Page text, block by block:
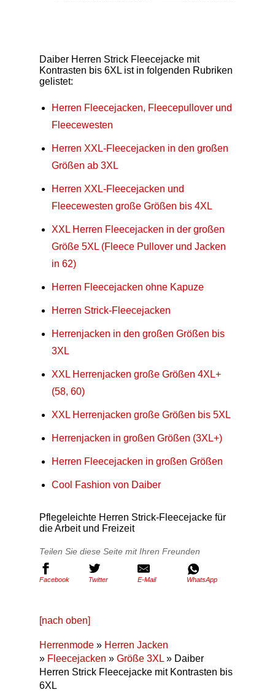
Daiber Herren Strick Fleecejacke mit
Kontrasten bis 6XL ist in folgenden Rubriken
gelistet:
Herren Fleecejacken, Fleecepullover und
Fleecewesten
Herren XXL-Fleecejacken in den großen
Größen ab 3XL
Herren XXL-Fleecejacken und
Fleecewesten große Größen bis 4XL
XXL Herren Fleecejacken in der großen
Größe 5XL (Fleece Pullover und Jacken
in 62)
Herren Fleecejacken ohne Kapuze
Herren Strick-Fleecejacken
Herrenjacken in den großen Größen bis
3XL
XXL Herrenjacken große Größen 4XL+
(58, 60)
XXL Herrenjacken große Größen bis 5XL
Herrenjacken in großen Größen (3XL+)
Herren Fleecejacken in großen Größen
Cool Fashion von Daiber
Pflegeleichte Herren Strick-Fleecejacke für
die Arbeit und Freizeit
Teilen Sie diese Seite mit Ihren Freunden
Facebook Twitter E-Mail WhatsApp
[nach oben]
Herrenmode » Herren Jacken
» Fleecejacken » Größe 3XL » Daiber
Herren Strick Fleecejacke mit Kontrasten bis
6XL